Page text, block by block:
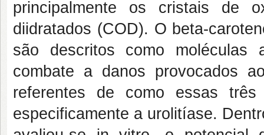
principalmente os cristais de
diidratados (COD). O beta-
são descritos como moléculas
combate a danos provocados
referentes de como essas
especificamente a urolitíase.